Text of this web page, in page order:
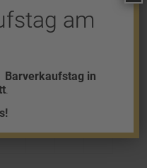
Tonnen).
am
Barverkaufstag in
.